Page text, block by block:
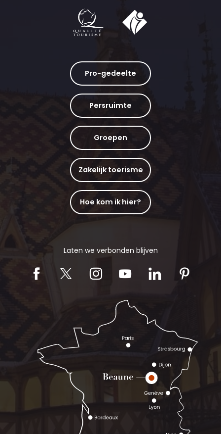
Pro-gedeelte
Persruimte
Groepen
Zakelijk toerisme
Hoe kom ik hier?
Laten we verbonden blijven